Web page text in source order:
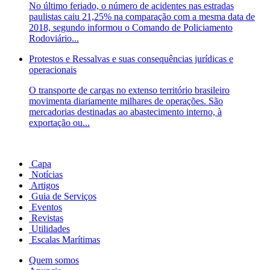
No último feriado, o número de acidentes nas estradas
paulistas caiu 21,25% na comparação com a mesma data de
2018, segundo informou o Comando de Policiamento
Rodoviário...
Protestos e Ressalvas e suas consequências jurídicas e
operacionais
O transporte de cargas no extenso território brasileiro
movimenta diariamente milhares de operações. São
mercadorias destinadas ao abastecimento interno, à
exportação ou...
Capa
Notícias
Artigos
Guia de Serviços
Eventos
Revistas
Utilidades
Escalas Marítimas
Quem somos